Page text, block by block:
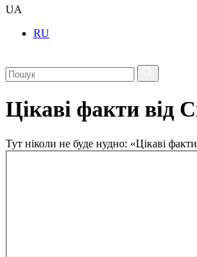
UA
RU
Цікаві факти від
Тут ніколи не буде нудно: «Цікаві